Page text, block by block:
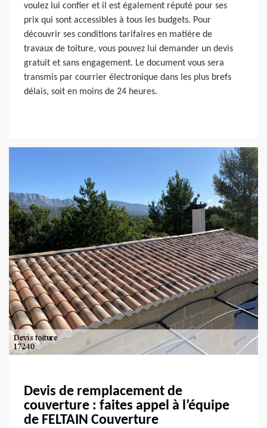
voulez lui confier et il est également réputé pour ses
prix qui sont accessibles à tous les budgets. Pour
découvrir ses conditions tarifaires en matière de
travaux de toiture, vous pouvez lui demander un devis
gratuit et sans engagement. Le document vous sera
transmis par courrier électronique dans les plus brefs
délais, soit en moins de 24 heures.
Devis de remplacement de
couverture : faites appel à l’équipe
de FELTAIN Couverture